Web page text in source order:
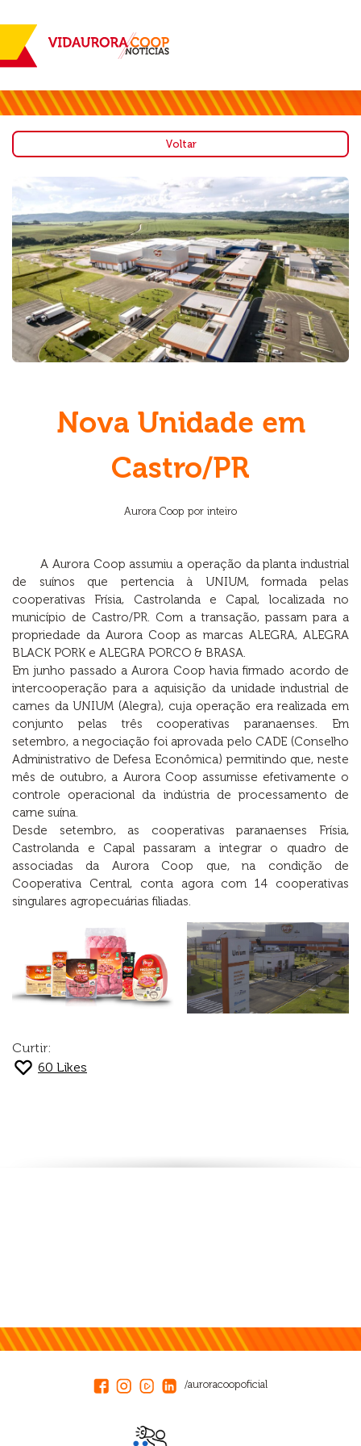
Voltar
Nova Unidade em
Castro/PR
Aurora Coop por inteiro
A Aurora Coop assumiu a operação da planta industrial
de suínos que pertencia à UNIUM, formada pelas
cooperativas Frísia, Castrolanda e Capal, localizada no
município de Castro/PR. Com a transação, passam para a
propriedade da Aurora Coop as marcas ALEGRA, ALEGRA
BLACK PORK e ALEGRA PORCO & BRASA.
Em junho passado a Aurora Coop havia firmado acordo de
intercooperação para a aquisição da unidade industrial de
carnes da UNIUM (Alegra), cuja operação era realizada em
conjunto pelas três cooperativas paranaenses. Em
setembro, a negociação foi aprovada pelo CADE (Conselho
Administrativo de Defesa Econômica) permitindo que, neste
mês de outubro, a Aurora Coop assumisse efetivamente o
controle operacional da indústria de processamento de
carne suína.
Desde setembro, as cooperativas paranaenses Frísia,
Castrolanda e Capal passaram a integrar o quadro de
associadas da Aurora Coop que, na condição de
Cooperativa Central, conta agora com 14 cooperativas
singulares agropecuárias filiadas.
Curtir:
60 Likes
/auroracoopoficial